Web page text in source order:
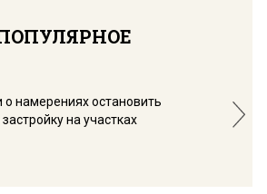
о намерениях остановить
на участках